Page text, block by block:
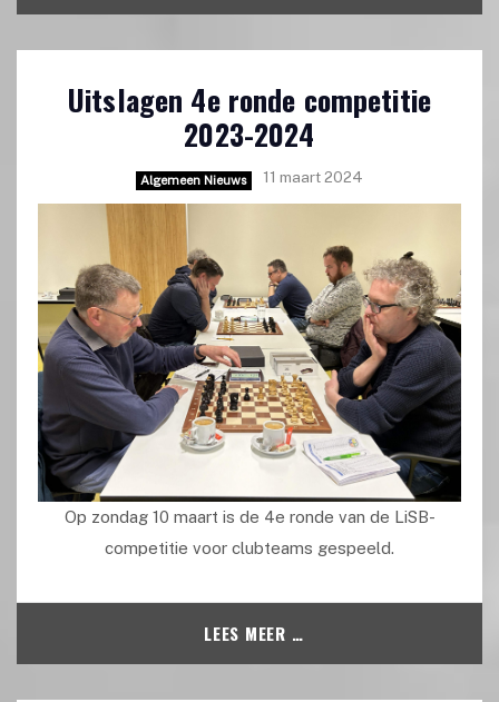
Uitslagen 4e ronde competitie
2023-2024
Algemeen Nieuws 11 maart 2024
Op zondag 10 maart is de 4e ronde van de LiSB-
competitie voor clubteams gespeeld.
LEES MEER …